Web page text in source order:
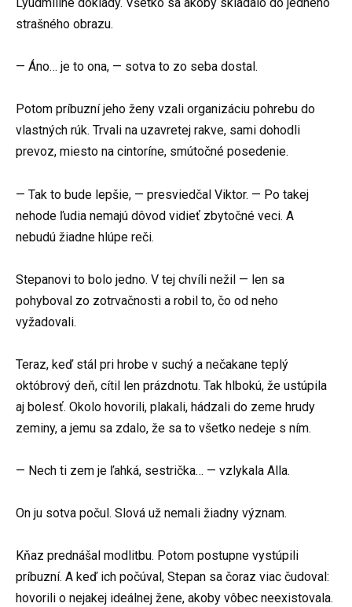
strašného obrazu.
— Áno… je to ona, — sotva to zo seba dostal.
Potom príbuzní jeho ženy vzali organizáciu pohrebu do
vlastných rúk. Trvali na uzavretej rakve, sami dohodli
prevoz, miesto na cintoríne, smútočné posedenie.
— Tak to bude lepšie, — presviedčal Viktor. — Po takej
nehode ľudia nemajú dôvod vidieť zbytočné veci. A
nebudú žiadne hlúpe reči.
Stepanovi to bolo jedno. V tej chvíli nežil — len sa
pohyboval zo zotrvačnosti a robil to, čo od neho
vyžadovali.
Teraz, keď stál pri hrobe v suchý a nečakane teplý
októbrový deň, cítil len prázdnotu. Tak hlbokú, že ustúpila
aj bolesť. Okolo hovorili, plakali, hádzali do zeme hrudy
zeminy, a jemu sa zdalo, že sa to všetko nedeje s ním.
— Nech ti zem je ľahká, sestrička… — vzlykala Alla.
On ju sotva počul. Slová už nemali žiadny význam.
Kňaz prednášal modlitbu. Potom postupne vystúpili
príbuzní. A keď ich počúval, Stepan sa čoraz viac čudoval:
hovorili o nejakej ideálnej žene, akoby vôbec neexistovala.